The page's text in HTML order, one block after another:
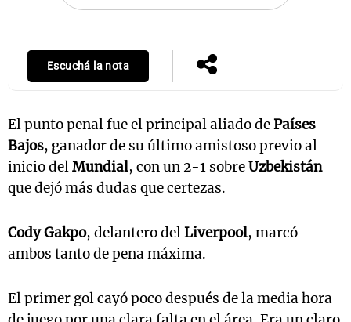
Escuchá la nota
El punto penal fue el principal aliado dePaíses
Bajos, ganador de su último amistoso previo al
inicio delMundial, con un 2-1 sobreUzbekistán
que dejó más dudas que certezas.
Cody Gakpo, delantero delLiverpool, marcó
ambos tanto de pena máxima.
El primer gol cayó poco después de la media hora